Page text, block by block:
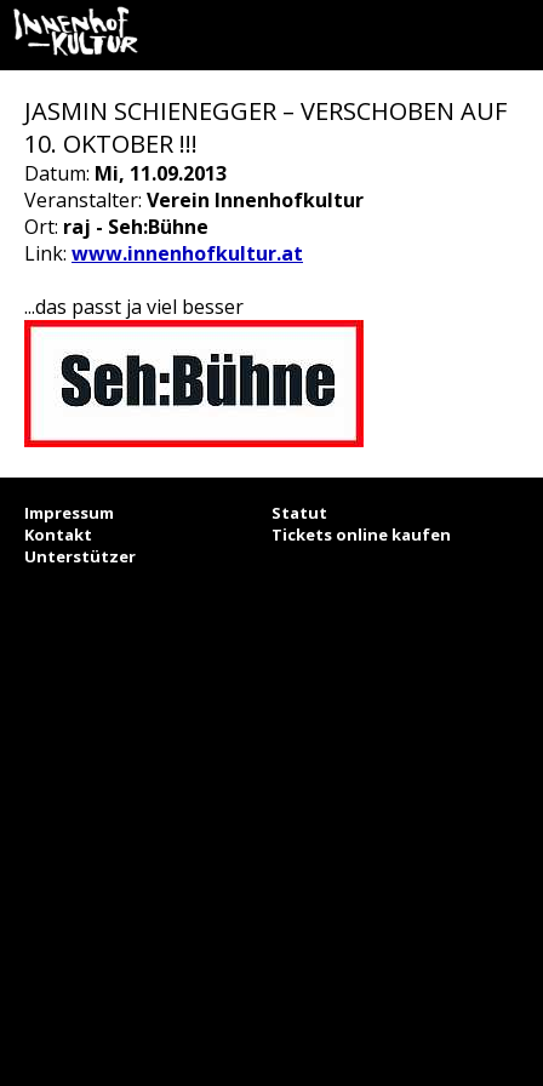
JASMIN SCHIENEGGER – VERSCHOBEN AUF
10. OKTOBER !!!
Datum: Mi, 11.09.2013
Veranstalter: Verein Innenhofkultur
Ort: raj - Seh:Bühne
Link: www.innenhofkultur.at
...das passt ja viel besser
Impressum
Statut
Kontakt
Tickets online kaufen
Unterstützer